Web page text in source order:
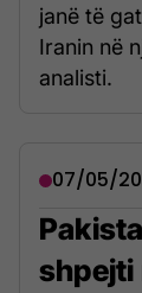
janë të
Iranin në
analisti.
07/05/
shpejti